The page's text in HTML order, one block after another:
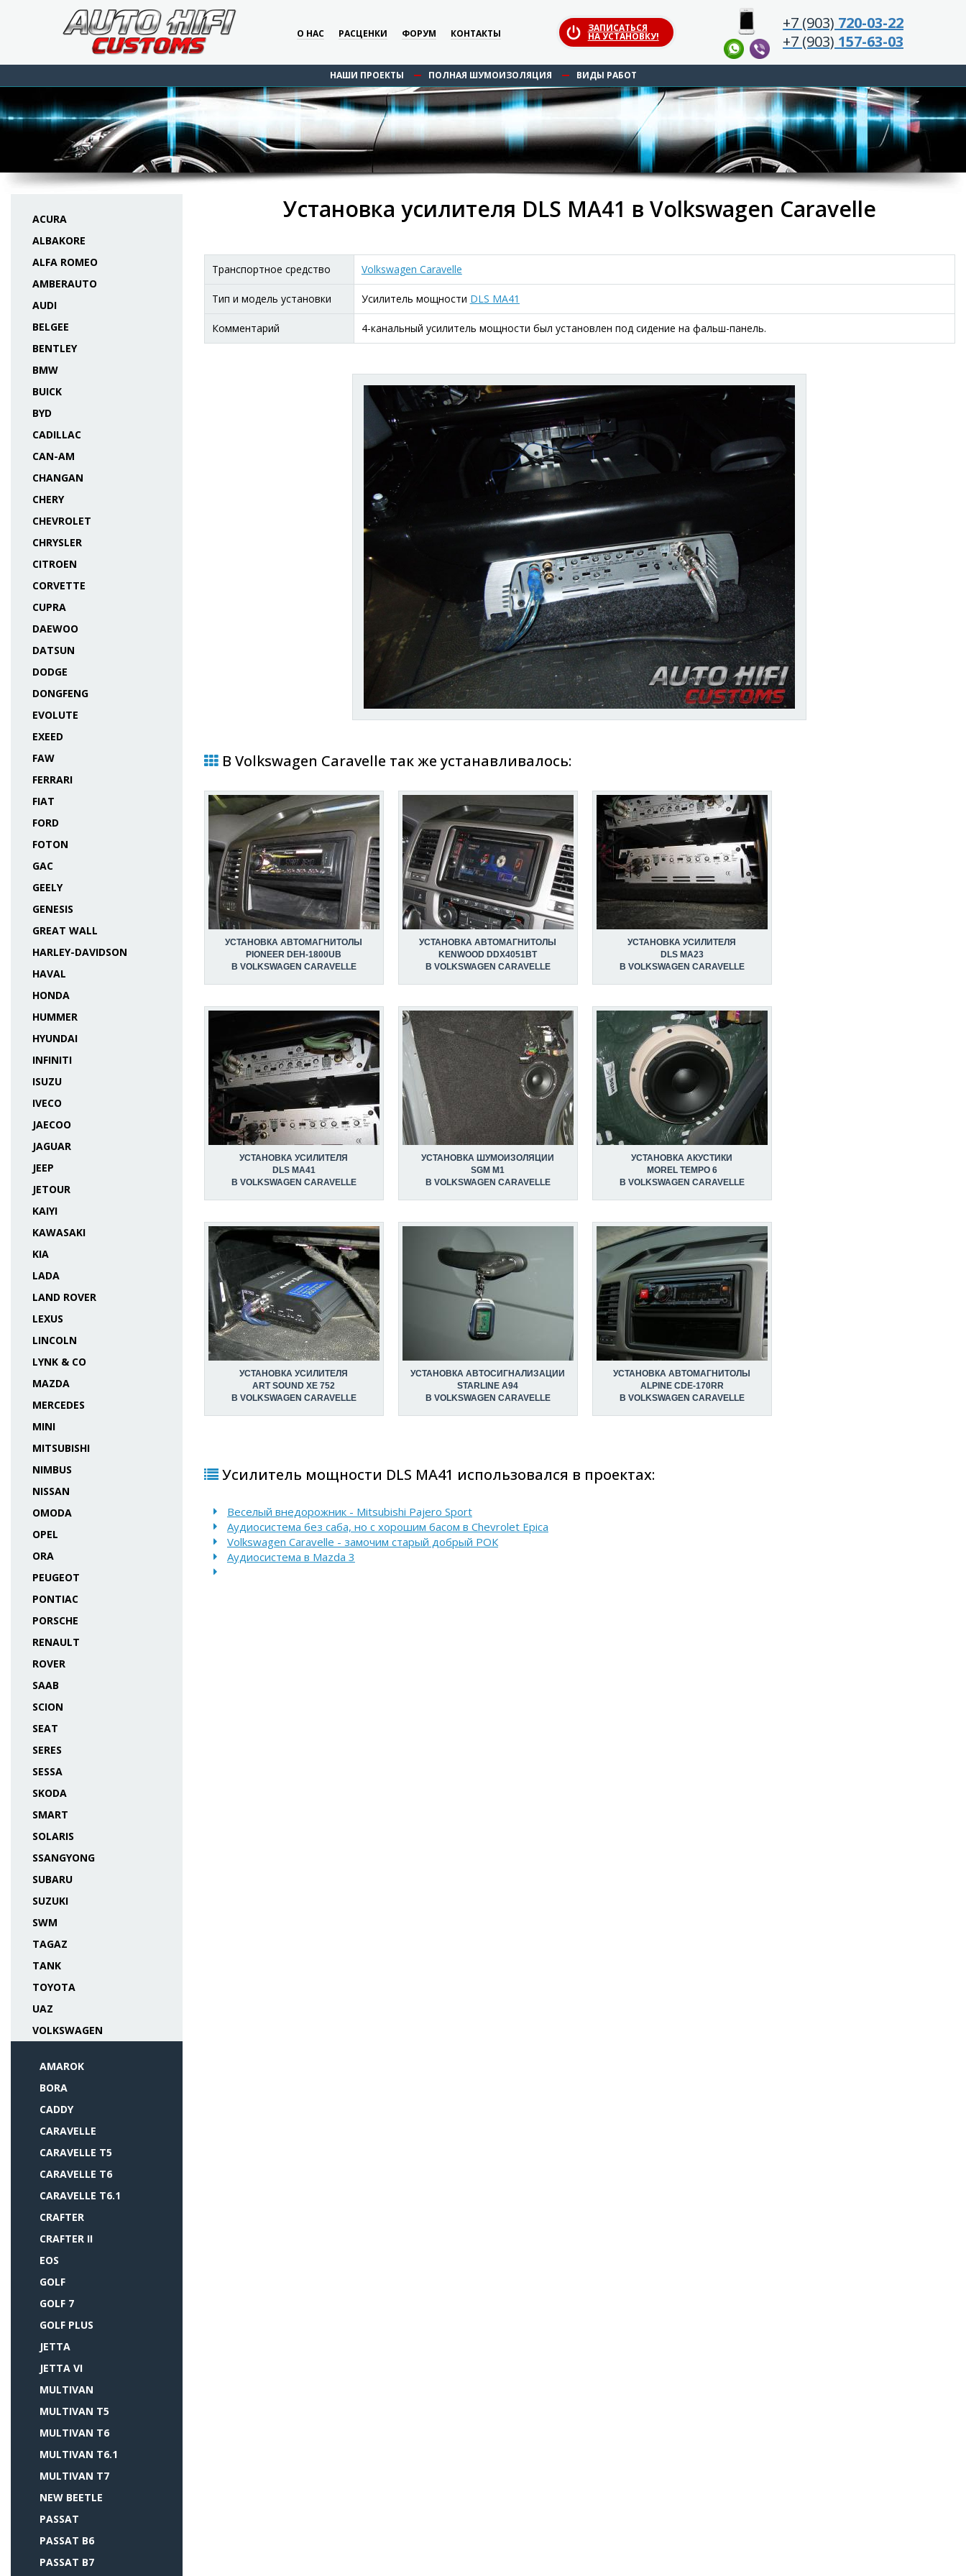
О НАС РАСЦЕНКИ ФОРУМ КОНТАКТЫ ЗАПИСАТЬСЯ
НА УСТАНОВКУ!
+7 (903) 720-03-22
+7 (903) 157-63-03
НАШИ ПРОЕКТЫ ПОЛНАЯ ШУМОИЗОЛЯЦИЯ ВИДЫ РАБОТ
ACURA
ALBAKORE
ALFA ROMEO
AMBERAUTO
AUDI
BELGEE
BENTLEY
BMW
BUICK
BYD
CADILLAC
CAN-AM
CHANGAN
CHERY
CHEVROLET
CHRYSLER
CITROEN
CORVETTE
CUPRA
DAEWOO
DATSUN
DODGE
DONGFENG
EVOLUTE
EXEED
FAW
FERRARI
FIAT
FORD
FOTON
GAC
GEELY
GENESIS
GREAT WALL
HARLEY-DAVIDSON
HAVAL
HONDA
HUMMER
HYUNDAI
INFINITI
ISUZU
IVECO
JAECOO
JAGUAR
JEEP
JETOUR
KAIYI
KAWASAKI
KIA
LADA
LAND ROVER
LEXUS
LINCOLN
LYNK & CO
MAZDA
MERCEDES
MINI
MITSUBISHI
NIMBUS
NISSAN
OMODA
OPEL
ORA
PEUGEOT
PONTIAC
PORSCHE
RENAULT
ROVER
SAAB
SCION
SEAT
SERES
SESSA
SKODA
SMART
SOLARIS
SSANGYONG
SUBARU
SUZUKI
SWM
TAGAZ
TANK
TOYOTA
UAZ
VOLKSWAGEN
AMAROK
BORA
CADDY
CARAVELLE
CARAVELLE T5
CARAVELLE T6
CARAVELLE T6.1
CRAFTER
CRAFTER II
EOS
GOLF
GOLF 7
GOLF PLUS
JETTA
JETTA VI
MULTIVAN
MULTIVAN T5
MULTIVAN T6
MULTIVAN T6.1
MULTIVAN T7
NEW BEETLE
PASSAT
PASSAT B6
PASSAT B7
Установка усилителя DLS MA41 в Volkswagen Caravelle
Транспортное средство Volkswagen Caravelle
Тип и модель установки Усилитель мощности DLS MA41
Комментарий 4-канальный усилитель мощности был установлен под сидение на фальш-панель.
В Volkswagen Caravelle так же устанавливалось:
УСТАНОВКА АВТОМАГНИТОЛЫ
PIONEER DEH-1800UB
В VOLKSWAGEN CARAVELLE
УСТАНОВКА АВТОМАГНИТОЛЫ
KENWOOD DDX4051BT
В VOLKSWAGEN CARAVELLE
УСТАНОВКА УСИЛИТЕЛЯ
DLS MA23
В VOLKSWAGEN CARAVELLE
УСТАНОВКА УСИЛИТЕЛЯ
DLS MA41
В VOLKSWAGEN CARAVELLE
УСТАНОВКА ШУМОИЗОЛЯЦИИ
SGM M1
В VOLKSWAGEN CARAVELLE
УСТАНОВКА АКУСТИКИ
MOREL TEMPO 6
В VOLKSWAGEN CARAVELLE
УСТАНОВКА УСИЛИТЕЛЯ
ART SOUND XE 752
В VOLKSWAGEN CARAVELLE
УСТАНОВКА АВТОСИГНАЛИЗАЦИИ
STARLINE A94
В VOLKSWAGEN CARAVELLE
УСТАНОВКА АВТОМАГНИТОЛЫ
ALPINE CDE-170RR
В VOLKSWAGEN CARAVELLE
Усилитель мощности DLS MA41 использовался в проектах:
Веселый внедорожник - Mitsubishi Pajero Sport
Аудиосистема без саба, но с хорошим басом в Chevrolet Epica
Volkswagen Caravelle - замочим старый добрый РОК
Аудиосистема в Mazda 3